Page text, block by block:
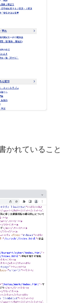
かれていること